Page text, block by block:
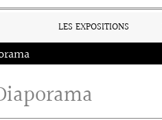
LES EXPOSITIONS